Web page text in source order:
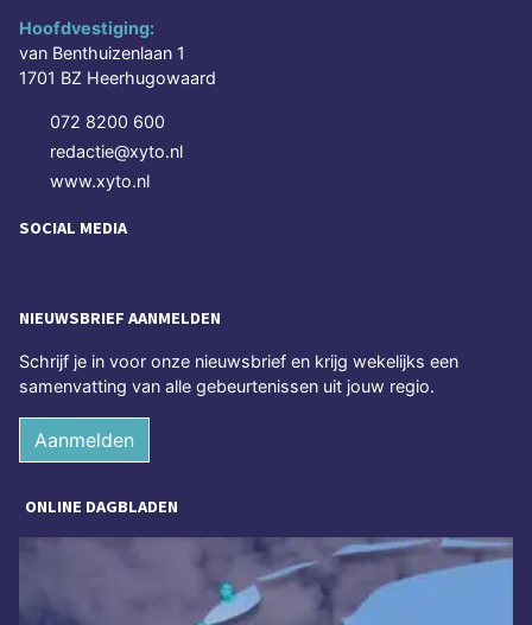
Hoofdvestiging:
van Benthuizenlaan 1
1701 BZ Heerhugowaard
072 8200 600
redactie@xyto.nl
www.xyto.nl
SOCIAL MEDIA
NIEUWSBRIEF AANMELDEN
Schrijf je in voor onze nieuwsbrief en krijg wekelijks een
samenvatting van alle gebeurtenissen uit jouw regio.
Aanmelden
ONLINE DAGBLADEN